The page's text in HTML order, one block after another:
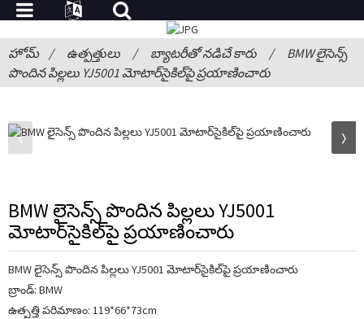
హోమ్ ఉత్పత్తులు బ్యాటరీతో నడిచే కారు
BMW లైసెన్స్
పొందిన పిల్లలు YJ5001 మోటార్‌సైకిల్‌పై ప్రయాణించారు
BMW లైసెన్స్ పొందిన పిల్లలు YJ5001
మోటార్‌సైకిల్‌పై ప్రయాణించారు
BMW లైసెన్స్ పొందిన పిల్లలు YJ5001 మోటార్‌సైకిల్‌పై ప్రయాణించారు
బ్రాండ్: BMW
ఉత్పత్తి పరిమాణం: 119*66*73cm